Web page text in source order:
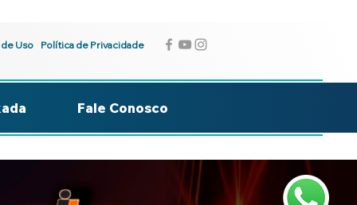
Uso Política de Privacidade
Fale Conosco